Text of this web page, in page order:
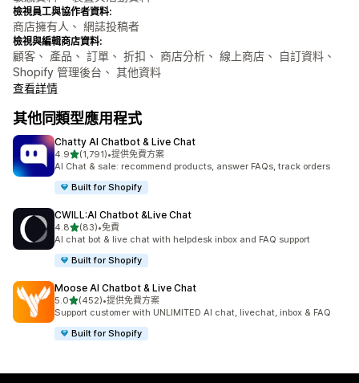
檢視員工與協作者資料:
商店擁有人、 網誌投稿者
檢視與編輯商店資料:
顧客、 產品、 訂單、 折扣、 商店分析、 線上商店、 自訂資料、
Shopify 管理後台、 其他資料
查看詳情
其他同類型應用程式
Chatty AI Chatbot & Live Chat
4.9滿分 5 顆星
(1,791)
共有 1791 則評價
•提供免費方案
AI Chat & sale: recommend products, answer FAQs, track orders
Built for Shopify
CWILL:AI Chatbot &Live Chat
4.8滿分 5 顆星
(83)
共有 83 則評價
•免費
AI chat bot & live chat with helpdesk inbox and FAQ support
Built for Shopify
Moose AI Chatbot & Live Chat
5.0滿分 5 顆星
(452)
共有 452 則評價
•提供免費方案
Support customer with UNLIMITED AI chat, livechat, inbox & FAQ
Built for Shopify